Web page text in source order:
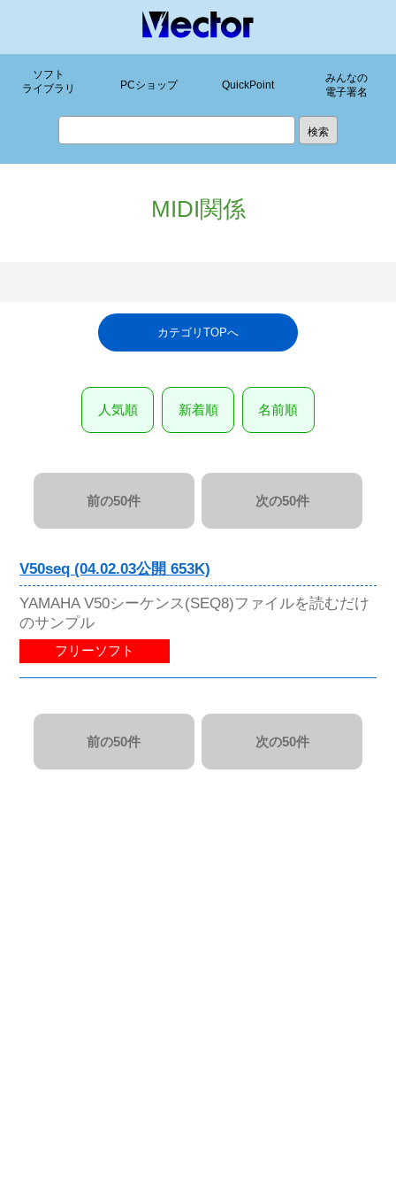
ソフト
ライブラリ
PCショップ QuickPoint
みんなの
電子署名
MIDI関係
カテゴリTOPへ
人気順 新着順 名前順
前の50件 次の50件
V50seq (04.02.03公開 653K)
YAMAHA V50シーケンス(SEQ8)ファイルを読むだけ
のサンプル
フリーソフト
前の50件 次の50件